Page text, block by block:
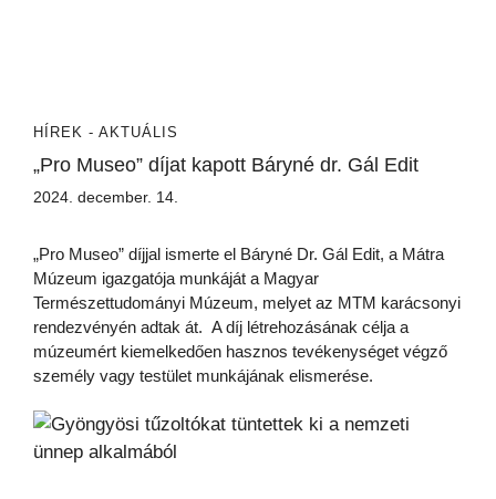
HÍREK - AKTUÁLIS
„Pro Museo” díjat kapott Báryné dr. Gál Edit
2024. december. 14.
„Pro Museo” díjjal ismerte el Báryné Dr. Gál Edit, a Mátra
Múzeum igazgatója munkáját a Magyar
Természettudományi Múzeum, melyet az MTM karácsonyi
rendezvényén adtak át. A díj létrehozásának célja a
múzeumért kiemelkedően hasznos tevékenységet végző
személy vagy testület munkájának elismerése.